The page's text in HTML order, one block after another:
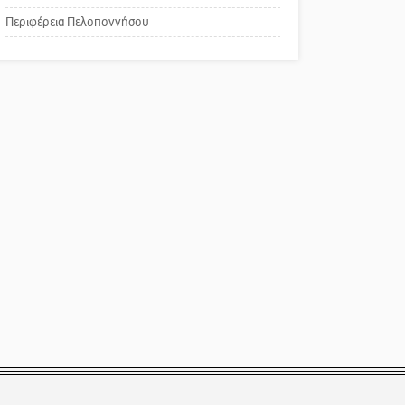
Το δικό σας σχόλιο:
Παράδειγμα κοινωνικής
Περιφέρεια Πελοποννήσου